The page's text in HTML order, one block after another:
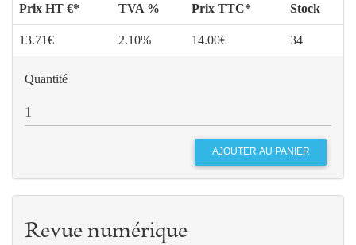
Prix HT €* TVA % Prix TTC* Stock
13.71€ 2.10% 14.00€ 34
Quantité
Revue numérique